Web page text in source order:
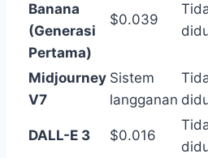
Banana
(Generasi
Pertama)
$0.039
Midjourney
V7
Sistem
langganan
DALL-E 3 $0.016